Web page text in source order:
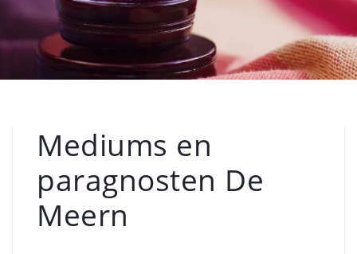
Mediums en
paragnosten De
Meern